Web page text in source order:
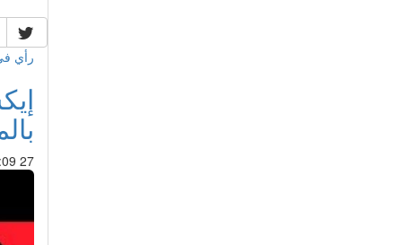
رأي
27 Feb 2019 : 01:09